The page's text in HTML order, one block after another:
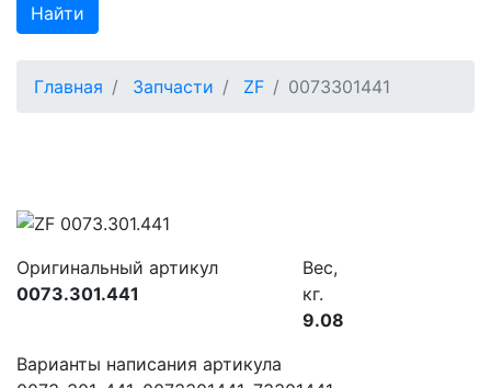
Найти
Главная Запчасти ZF 0073301441
Оригинальный артикул
0073.301.441
Вес,
кг.
9.08
Варианты написания артикула